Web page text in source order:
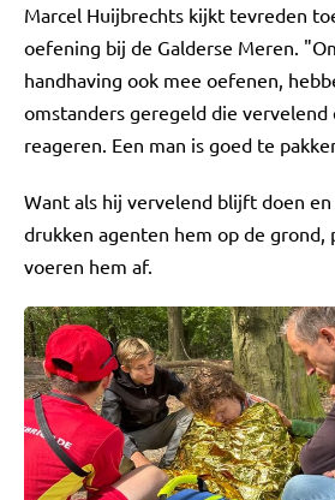
Marcel Huijbrechts kijkt tevreden
oefening bij de Galderse Meren.
handhaving ook mee oefenen,
omstanders geregeld die vervelend
reageren. Een man is goed te
Want als hij vervelend blijft doen
drukken agenten hem op de grond,
voeren hem af.